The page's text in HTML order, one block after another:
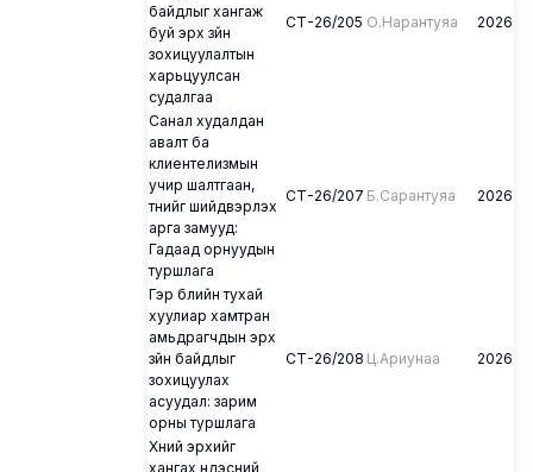
байдлыг хангаж
буй эрх зүйн
зохицуулалтын
харьцуулсан
судалгаа
СТ-26/205 О.Нарантуяа 2026
Санал худалдан
авалт ба
клиентелизмын
учир шалтгаан,
түүнийг шийдвэрлэх
арга замууд:
Гадаад орнуудын
туршлага
СТ-26/207 Б.Сарантуяа 2026
Гэр бүлийн тухай
хуулиар хамтран
амьдрагчдын эрх
зүйн байдлыг
зохицуулах
асуудал: зарим
орны туршлага
СТ-26/208 Ц.Ариунаа 2026
Хүний эрхийг
хангах үндэсний